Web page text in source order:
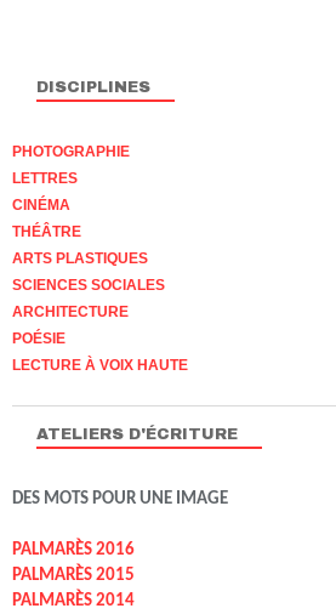
DISCIPLINES
PHOTOGRAPHIE
LETTRES
CINÉMA
THÉÂTRE
ARTS PLASTIQUES
SCIENCES SOCIALES
ARCHITECTURE
POÉSIE
LECTURE À VOIX HAUTE
ATELIERS D'ÉCRITURE
DES MOTS POUR UNE IMAGE
PALMARÈS 2016
PALMARÈS 2015
PALMARÈS 2014